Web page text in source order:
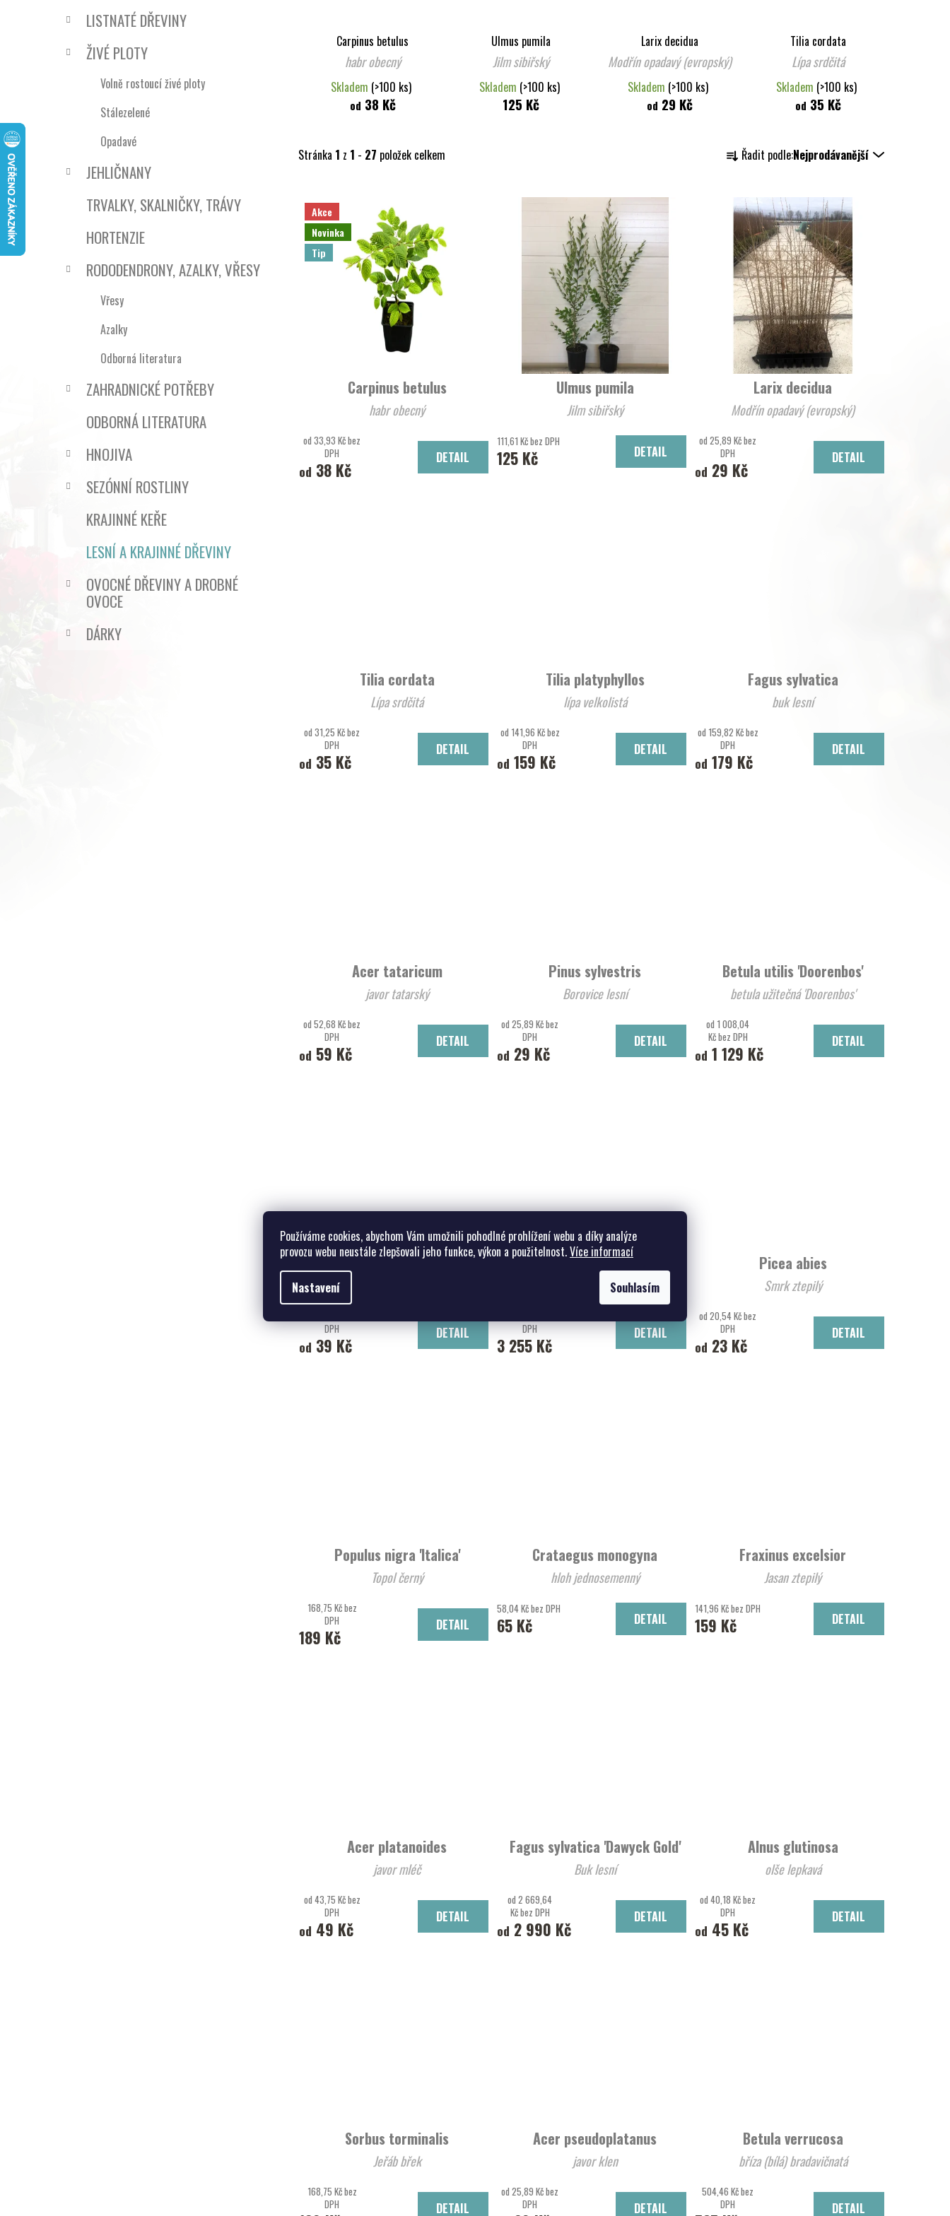
Používáme cookies, abychom Vám umožnili pohodlné prohlížení webu a díky analýze
provozu webu neustále zlepšovali jeho funkce, výkon a použitelnost.Více informací
Nastavení Souhlasím
LISTNATÉ DŘEVINY
ŽIVÉ PLOTY
Volně rostoucí živé ploty
Stálezelené
Opadavé
JEHLIČNANY
TRVALKY, SKALNIČKY, TRÁVY
HORTENZIE
RODODENDRONY, AZALKY, VŘESY
Vřesy
Azalky
Odborná literatura
ZAHRADNICKÉ POTŘEBY
ODBORNÁ LITERATURA
HNOJIVA
SEZÓNNÍ ROSTLINY
KRAJINNÉ KEŘE
LESNÍ A KRAJINNÉ DŘEVINY
OVOCNÉ DŘEVINY A DROBNÉ
OVOCE
DÁRKY
Carpinus betulus
habr obecný
Skladem (>100 ks)
od 38 Kč
Ulmus pumila
Jilm sibiřský
Skladem (>100 ks)
125 Kč
Larix decidua
Modřín opadavý (evropský)
Skladem (>100 ks)
od 29 Kč
Tilia cordata
Lípa srdčitá
Skladem (>100 ks)
od 35 Kč
Stránka 1 z 1 - 27 položek celkem Ř
a
n
o
d
u
Řadit podle:Nejprodávanější
V
p
Akce
Novinka
Tip
Carpinus betulus
habr obecný
od 33,93 Kč bez
DPH
od 38 Kč
DETAIL
Ulmus pumila
Jilm sibiřský
111,61 Kč bez DPH
125 Kč DETAIL
Larix decidua
Modřín opadavý (evropský)
od 25,89 Kč bez
DPH
od 29 Kč
DETAIL
Tilia cordata
Lípa srdčitá
od 31,25 Kč bez
DPH
od 35 Kč
DETAIL
Tilia platyphyllos
lípa velkolistá
od 141,96 Kč bez
DPH
od 159 Kč
DETAIL
Fagus sylvatica
buk lesní
od 159,82 Kč bez
DPH
od 179 Kč
DETAIL
Acer tataricum
javor tatarský
od 52,68 Kč bez
DPH
od 59 Kč
DETAIL
Pinus sylvestris
Borovice lesní
od 25,89 Kč bez
DPH
od 29 Kč
DETAIL
Betula utilis 'Doorenbos'
betula užitečná 'Doorenbos'
od 1 008,04
Kč bez DPH
od 1 129 Kč
DETAIL
Abies alba
DPH
od 39 Kč
DETAIL
Fagus sylvatica 'Dawyck'
Buk lesní
DPH
3 255 Kč
DETAIL
Picea abies
Smrk ztepilý
od 20,54 Kč bez
DPH
od 23 Kč
DETAIL
Populus nigra 'Italica'
Topol černý
168,75 Kč bez
DPH
189 Kč
DETAIL
Crataegus monogyna
hloh jednosemenný
58,04 Kč bez DPH
65 Kč DETAIL
Fraxinus excelsior
Jasan ztepilý
141,96 Kč bez DPH
159 Kč DETAIL
Acer platanoides
javor mléč
od 43,75 Kč bez
DPH
od 49 Kč
DETAIL
Fagus sylvatica 'Dawyck Gold'
Buk lesní
od 2 669,64
Kč bez DPH
od 2 990 Kč
DETAIL
Alnus glutinosa
olše lepkavá
od 40,18 Kč bez
DPH
od 45 Kč
DETAIL
Sorbus torminalis
Jeřáb břek
168,75 Kč bez
DPH
DETAIL
Acer pseudoplatanus
javor klen
od 25,89 Kč bez
DPH
DETAIL
Betula verrucosa
bříza (bílá) bradavičnatá
504,46 Kč bez
DPH
DETAIL